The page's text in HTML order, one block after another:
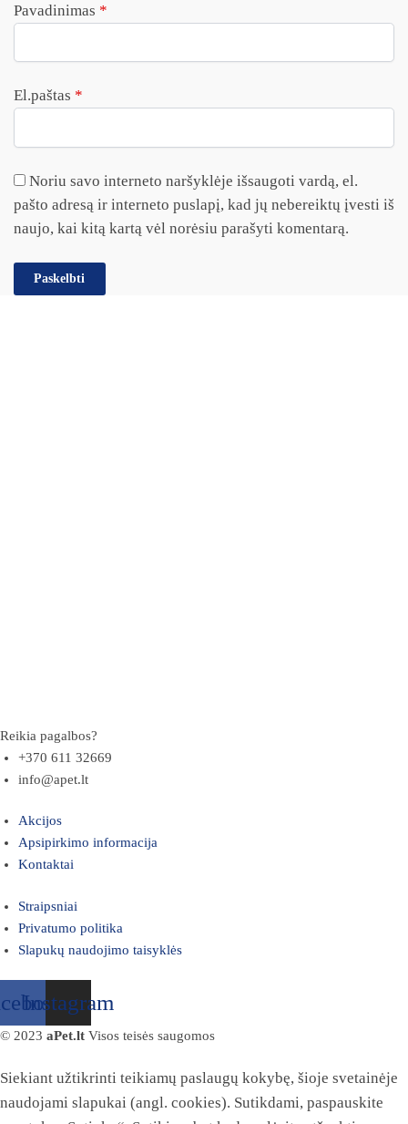
Pavadinimas *
El.paštas *
Noriu savo interneto naršyklėje išsaugoti vardą, el.
pašto adresą ir interneto puslapį, kad jų nebereiktų įvesti iš
naujo, kai kitą kartą vėl norėsiu parašyti komentarą.
Reikia pagalbos?
+370 611 32669
info@apet.lt
Akcijos
Apsipirkimo informacija
Kontaktai
Straipsniai
Privatumo politika
Slapukų naudojimo taisyklės
Instagram
© 2023 aPet.lt Visos teisės saugomos
Siekiant užtikrinti teikiamų paslaugų kokybę, šioje svetainėje
naudojami slapukai (angl. cookies). Sutikdami, paspauskite